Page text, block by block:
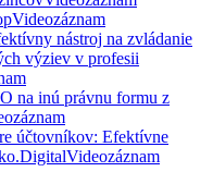
Videozáznam
nástroj na zvládanie
výziev v profesii
na inú právnu formu z
účtovníkov: Efektívne
Videozáznam